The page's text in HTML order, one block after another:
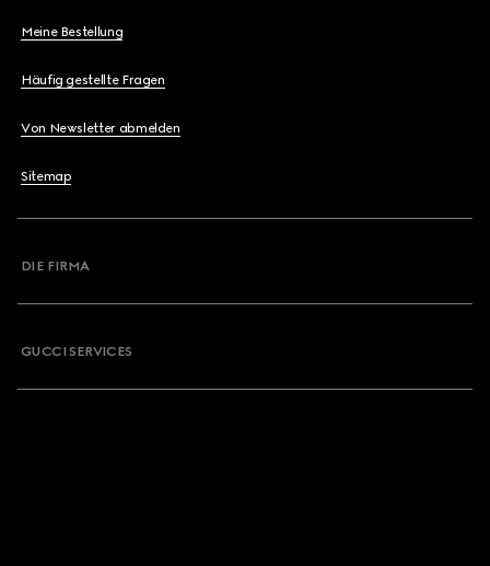
Meine Bestellung
Häufig gestellte Fragen
Von Newsletter abmelden
Sitemap
DIE FIRMA
GUCCI SERVICES